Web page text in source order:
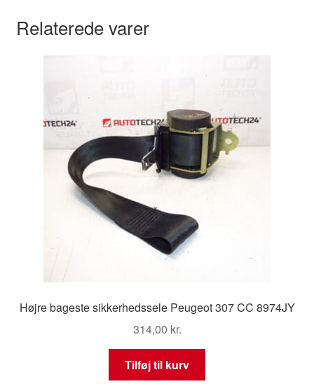
Relaterede varer
Højre bageste sikkerhedssele Peugeot 307 CC 8974JY
314,00 kr.
Tilføj til kurv